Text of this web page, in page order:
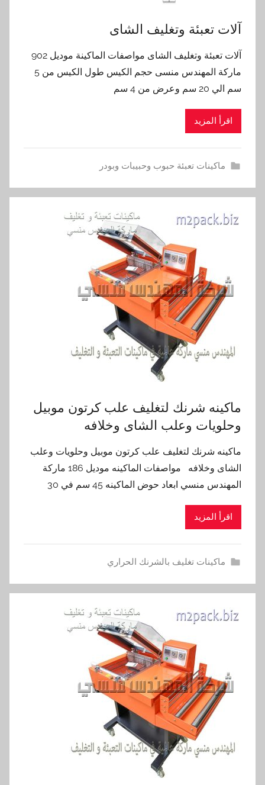
آلات تعبئة وتغليف الشاى
آلات تعبئة وتغليف الشاى مواصفات الماكينة موديل 902
ماركة المهندس منسى حجم الكيس طول الكيس من 5
سم الي 20 سم وعرض من 4 سم
اقرأ المزيد
ماكينات تعبئة حبوب وحبيبات وبودر
ماكينه شرنك لتغليف علب كرتون موبيل
وحلويات وعلب الشاى وخلافه
ماكينه شرنك لتغليف علب كرتون موبيل وحلويات وعلب
الشاى وخلافه مواصفات الماكينه موديل 186 ماركة
المهندس منسي ابعاد حوض الماكينه 45 سم في 30
اقرأ المزيد
ماكينات تغليف بالشرنك الحراري